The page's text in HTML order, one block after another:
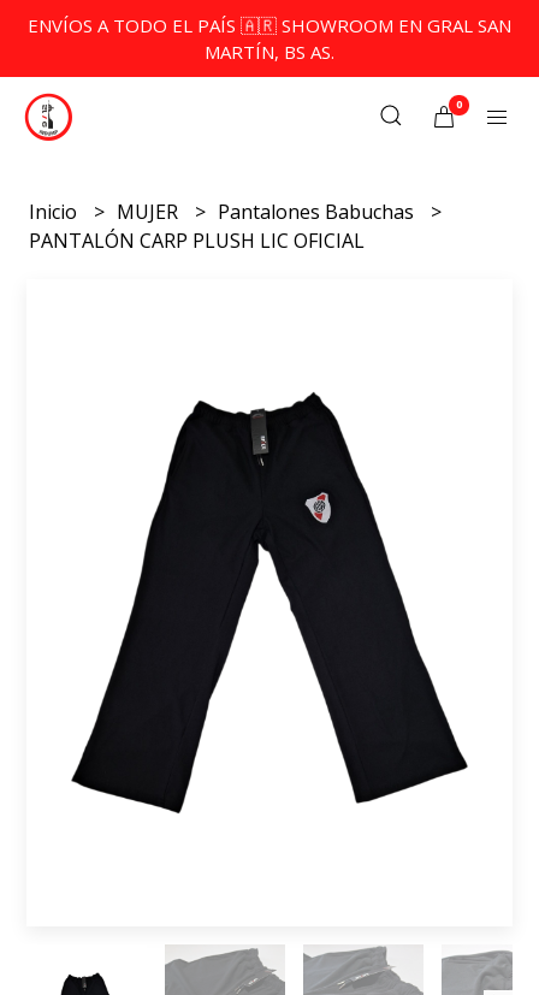
ENVÍOS A TODO EL PAÍS 🇦🇷 SHOWROOM EN GRAL SAN
MARTÍN, BS AS.
0
Inicio MUJER
Pantalones Babuchas
PANTALÓN CARP PLUSH LIC OFICIAL